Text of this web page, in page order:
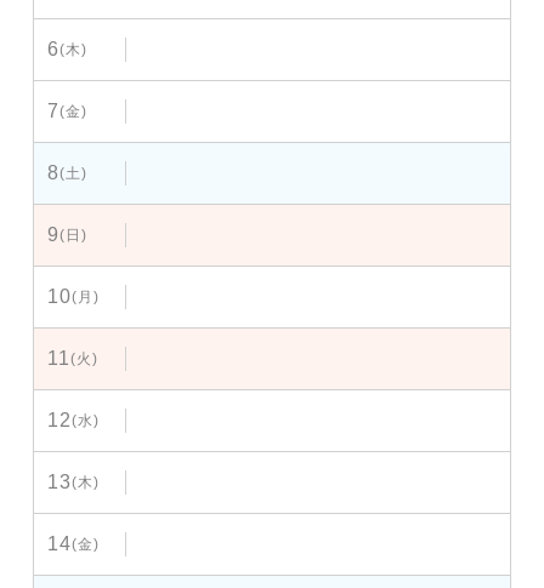
6(木)
7(金)
8(土)
9(日)
10(月)
11(火)
12(水)
13(木)
14(金)